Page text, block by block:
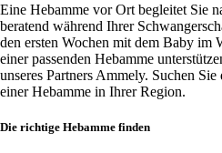
Eine Hebamme vor Ort begleitet Sie
beratend während Ihrer
den ersten Wochen mit dem Baby im
einer passenden Hebamme
unseres Partners Ammely. Suchen
einer Hebamme in Ihrer Region.
Die richtige Hebamme finden